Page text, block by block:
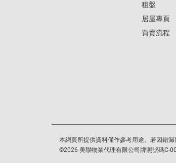
租盤
居屋專頁
買賣流程
本網頁所提供資料僅作參考用途。若因錯
©2026 美聯物業代理有限公司牌照號碼C-